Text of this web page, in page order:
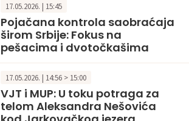
17.05.2026. | 15:45
Pojačana kontrola saobraćaja
širom Srbije: Fokus na
pešacima i dvotočkašima
17.05.2026. | 14:56 > 15:00
VJT i MUP: U toku potraga za
telom Aleksandra Nešovića